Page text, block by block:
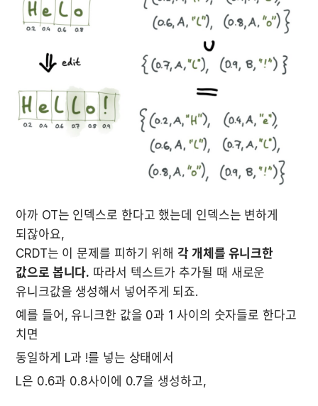
아까 OT는 인덱스로 한다고 했는데 인덱스는 변하게
되잖아요,
CRDT는 이 문제를 피하기 위해 각 개체를 유니크한
값으로 봅니다. 따라서 텍스트가 추가될 때 새로운
유니크값을 생성해서 넣어주게 되죠.
예를 들어, 유니크한 값을 0과 1 사이의 숫자들로 한다고
치면
동일하게 L과 !를 넣는 상태에서